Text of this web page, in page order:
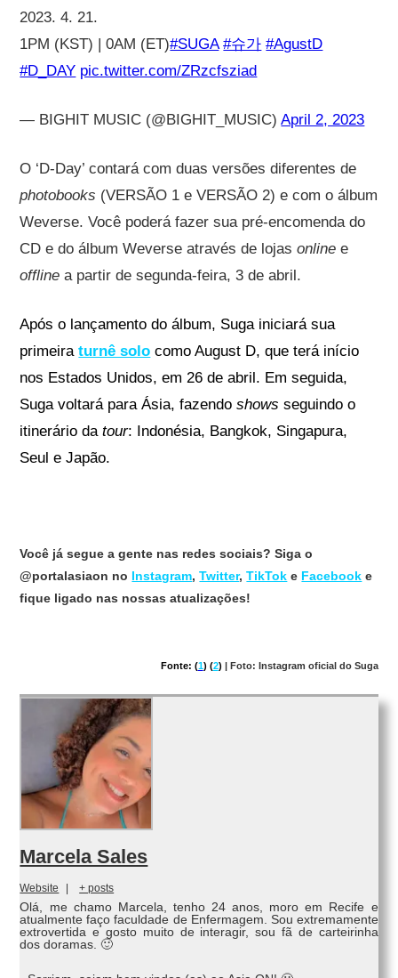
2023. 4. 21.
1PM (KST) | 0AM (ET)#SUGA #슈가 #AgustD
#D_DAY pic.twitter.com/ZRzcfsziad
— BIGHIT MUSIC (@BIGHIT_MUSIC)April 2, 2023
O ‘D-Day’ contará com duas versões diferentes de
photobooks (VERSÃO 1 e VERSÃO 2) e com o álbum
Weverse. Você poderá fazer sua pré-encomenda do
CD e do álbum Weverse através de lojasonline e
offline a partir de segunda-feira, 3 de abril.
Após o lançamento do álbum, Suga iniciará sua
primeiraturnê solo como August D, que terá início
nos Estados Unidos, em 26 de abril. Em seguida,
Suga voltará para Ásia, fazendoshows seguindo o
itinerário datour: Indonésia, Bangkok, Singapura,
Seul e Japão.
Você já segue a gente nas redes sociais? Siga o
@portalasiaon no Instagram,Twitter, TikTok e Facebook e
fique ligado nas nossas atualizações!
Fonte: (1) (2) | Foto: Instagram oficial do Suga
Marcela Sales
Website | + posts
Olá, me chamo Marcela, tenho 24 anos, moro em Recife e
atualmente faço faculdade de Enfermagem. Sou extremamente
extrovertida e gosto muito de interagir, sou fã de carteirinha
dos doramas. 🙂